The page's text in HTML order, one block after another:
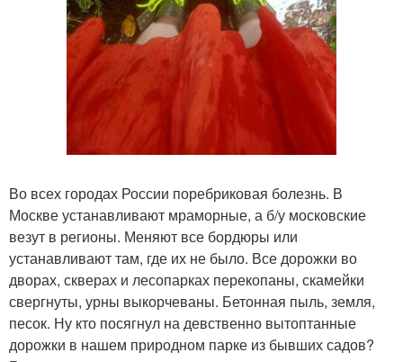
Во всех городах России поребриковая болезнь. В
Москве устанавливают мраморные, а б/у московские
везут в регионы. Меняют все бордюры или
устанавливают там, где их не было. Все дорожки во
дворах, скверах и лесопарках перекопаны, скамейки
свергнуты, урны выкорчеваны. Бетонная пыль, земля,
песок. Ну кто посягнул на девственно вытоптанные
дорожки в нашем природном парке из бывших садов?